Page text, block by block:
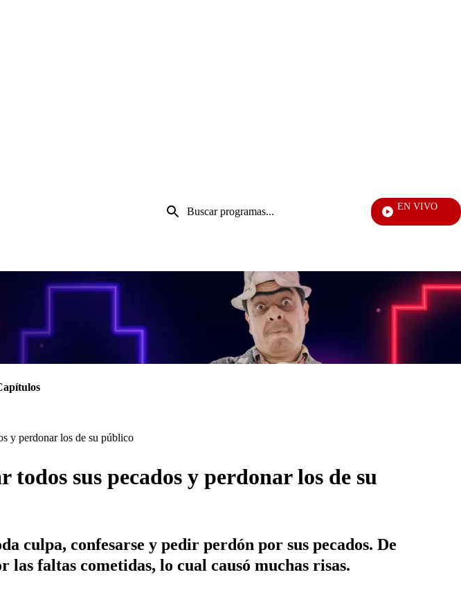
Entrada
de
EN VIVO
Doble
y perdonar los de su público
todos sus pecados y perdonar los de su
culpa, confesarse y pedir perdón por sus pecados. De
faltas cometidas, lo cual causó muchas risas.